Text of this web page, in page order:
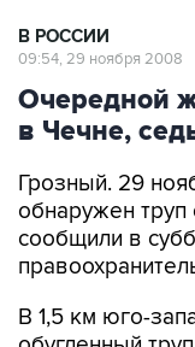
В РОССИИ
09:54, 29 ноября 2008
Очередной
в Чечне,
Грозный. 29
обнаружен
сообщили в
В 1,5 км юго-